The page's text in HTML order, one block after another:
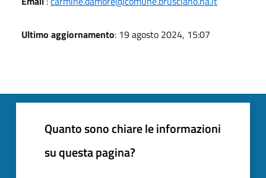
Ultimo aggiornamento: 19 agosto 2024, 15:07
Quanto sono chiare le informazioni
su questa pagina?